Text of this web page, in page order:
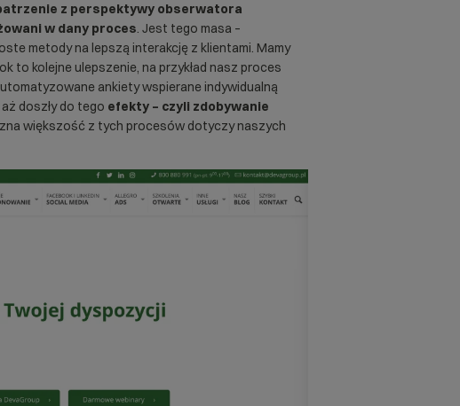
z perspektywy obserwatora
w dany proces. Jest tego masa –
metody na lepszą interakcję z klientami. Mamy
to kolejne ulepszenie, na przykład nasz proces
ankiety wspierane indywidualną
doszły do tego efekty – czyli zdobywanie
większość z tych procesów dotyczy naszych